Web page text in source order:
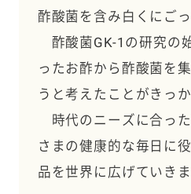
酢酸菌を含み白くにごっ
酢酸菌GK-1の研究の
ったお酢から酢酸菌を
うと考えたことがきっか
時代のニーズに合った
さまの健康的な毎日に
品を世界に広げていきま